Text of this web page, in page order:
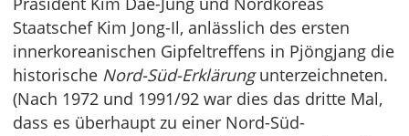
Staatschef Kim Jong-Il, anlässlich des ersten
innerkoreanischen Gipfeltreffens in Pjöngjang die
historische Nord-Süd-Erklärungunterzeichneten.
(Nach 1972 und 1991/92 war dies das dritte Mal,
dass es überhaupt zu einer Nord-Süd-